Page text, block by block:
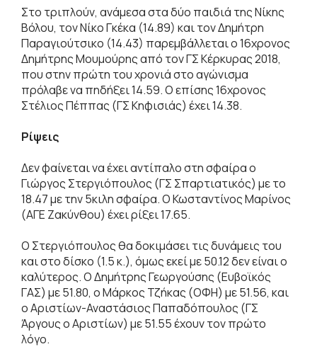
Στο τριπλούν, ανάμεσα στα δύο παιδιά της Νίκης
Βόλου, τον Νίκο Γκέκα (14.89) και τον Δημήτρη
Παραγιούτσικο (14.43) παρεμβάλλεται ο 16χρονος
Δημήτρης Μουμούρης από τον ΓΣ Κέρκυρας 2018,
που στην πρώτη του χρονιά στο αγώνισμα
πρόλαβε να πηδήξει 14.59. Ο επίσης 16χρονος
Στέλιος Πέππας (ΓΣ Κηφισιάς) έχει 14.38.
Ρίψεις
Δεν φαίνεται να έχει αντίπαλο στη σφαίρα ο
Γιώργος Στεργιόπουλος (ΓΣ Σπαρτιατικός) με το
18.47 με την 5κιλη σφαίρα. Ο Κωσταντίνος Μαρίνος
(ΑΓΕ Ζακύνθου) έχει ρίξει 17.65.
Ο Στεργιόπουλος θα δοκιμάσει τις δυνάμεις του
και στο δίσκο (1.5 κ.), όμως εκεί με 50.12 δεν είναι ο
καλύτερος. Ο Δημήτρης Γεωργούσης (Ευβοϊκός
ΓΑΣ) με 51.80, ο Μάρκος Τζήκας (ΟΦΗ) με 51.56, και
ο Αριστίων-Αναστάσιος Παπαδόπουλος (ΓΣ
Άργους ο Αριστίων) με 51.55 έχουν τον πρώτο
λόγο.